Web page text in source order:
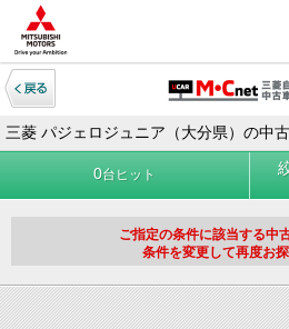
三菱 パジェロジュニア（大分県）の中
0台ヒット
ご指定の条件に該当する中
条件を変更して再度お探